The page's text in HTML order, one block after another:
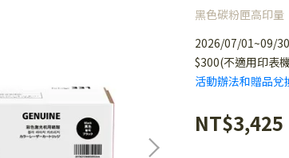
黑色碳粉匣高印量
2026/07/01~09/
$300(不適用印表
活動辦法和贈品兌
NT$3,425